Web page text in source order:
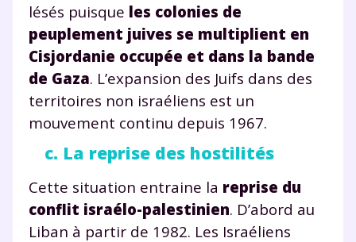
lésés puisque les colonies de
peuplement juives se multiplient en
Cisjordanie occupée et dans la bande
de Gaza. L’expansion des Juifs dans des
territoires non israéliens est un
mouvement continu depuis 1967.
c. La reprise des hostilités
Cette situation entraine la reprise du
conflit israélo-palestinien. D’abord au
Liban à partir de 1982. Les Israéliens